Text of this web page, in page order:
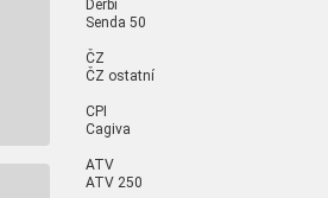
Derbi
Senda 50
ČZ
ČZ ostatní
CPI
Cagiva
ATV
ATV 250